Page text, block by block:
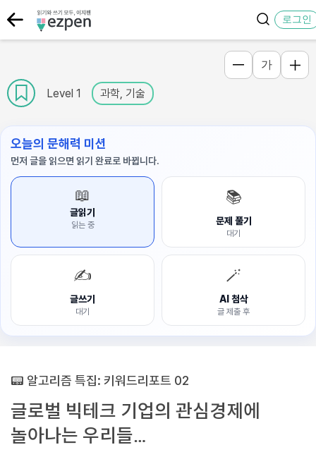
로그인
Level 1 과학, 기술
가
오늘의 문해력 미션
먼저 글을 읽으면 읽기 완료로 바뀝니다.
📖
글읽기
읽는 중
📚
문제 풀기
대기
✍️
글쓰기
대기
🪄
AI 첨삭
글 제출 후
📟 알고리즘 특집: 키워드리포트 02
글로벌 빅테크 기업의 관심경제에
놀아나는 우리들…